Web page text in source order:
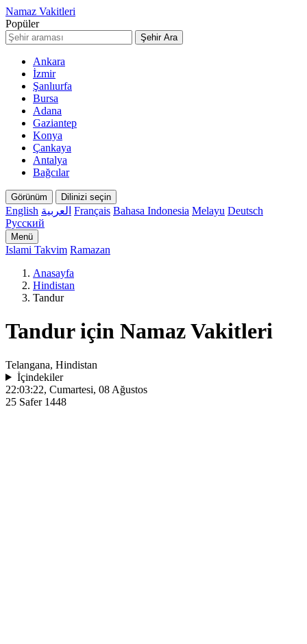
Namaz Vakitleri
Popüler
Şehir Ara
Ankara
İzmir
Şanlıurfa
Bursa
Adana
Gaziantep
Konya
Çankaya
Antalya
Bağcılar
Görünüm Dilinizi seçin
English العربية Français Bahasa Indonesia Melayu Deutsch
Русский
Menü
Islami Takvim Ramazan
Anasayfa
Hindistan
Tandur
Tandur için Namaz Vakitleri
Telangana, Hindistan
İçindekiler
22:03:22, Cumartesi, 08 Ağustos
25 Safer 1448